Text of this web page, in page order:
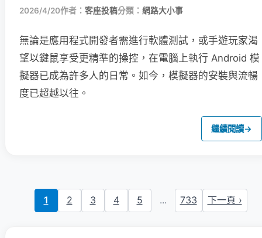
2026/4/20作者： 客座投稿分類： 網路大小事
無論是應用程式開發者需進行軟體測試，或手遊玩家渴
望以鍵鼠享受更精準的操控，在電腦上執行 Android 模
擬器已成為許多人的日常。如今，模擬器的安裝與流暢
度已超越以往。
繼續閱讀→
1 2 3 4 5 ... 733 下一頁 ›